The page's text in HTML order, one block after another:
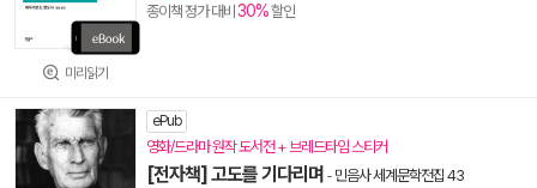
미리읽기
종이책 정가 대비 30%할인
ePub
영화/드라마 원작 도서전 + 브레드타임 스티커
[전자책] 고도를 기다리며 - 민음사 세계문학전집 43